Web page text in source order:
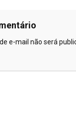
e-mail não será